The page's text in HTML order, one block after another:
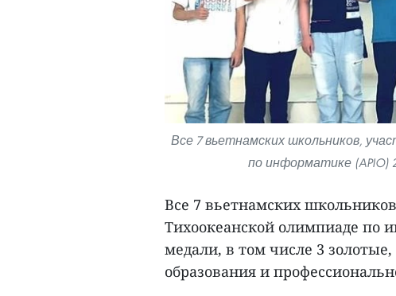
Все 7 вьетнамских школьников,
по информатике (APIO)
Все 7 вьетнамских
Тихоокеанской олимпиаде по
медали, в том числе 3
образования и